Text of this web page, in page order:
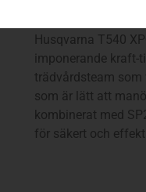
Husqvarna T540
imponerande
trädvårdsteam som
som är lätt att
kombinerat med
för säkert och